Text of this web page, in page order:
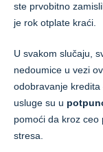
ste prvobitno
je rok otplate kraći.
U svakom slučaju,
nedoumice u vezi
odobravanje
usluge su u
pomoći da kroz
stresa.